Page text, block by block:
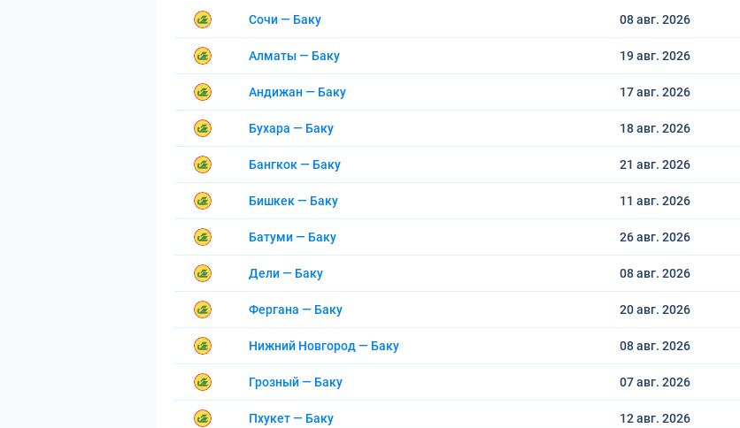
Сочи — Баку 08 авг. 2026
Алматы — Баку 19 авг. 2026
Андижан — Баку 17 авг. 2026
Бухара — Баку 18 авг. 2026
Бангкок — Баку 21 авг. 2026
Бишкек — Баку 11 авг. 2026
Батуми — Баку 26 авг. 2026
Дели — Баку 08 авг. 2026
Фергана — Баку 20 авг. 2026
Нижний Новгород — Баку 08 авг. 2026
Грозный — Баку 07 авг. 2026
Пхукет — Баку 12 авг. 2026